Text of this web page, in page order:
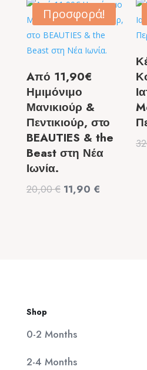
9,50 €. είναι:
6,50 €.
Προσφορά!
Aπό 11,90€
Ημιμόνιμο
Μανικιούρ &
Πεντικιούρ, στο
BEAUTIES & the
Beast στη Νέα
Ιωνία.
20,00€ Original
11,90 €
Shop
0-2 Months
2-4 Months